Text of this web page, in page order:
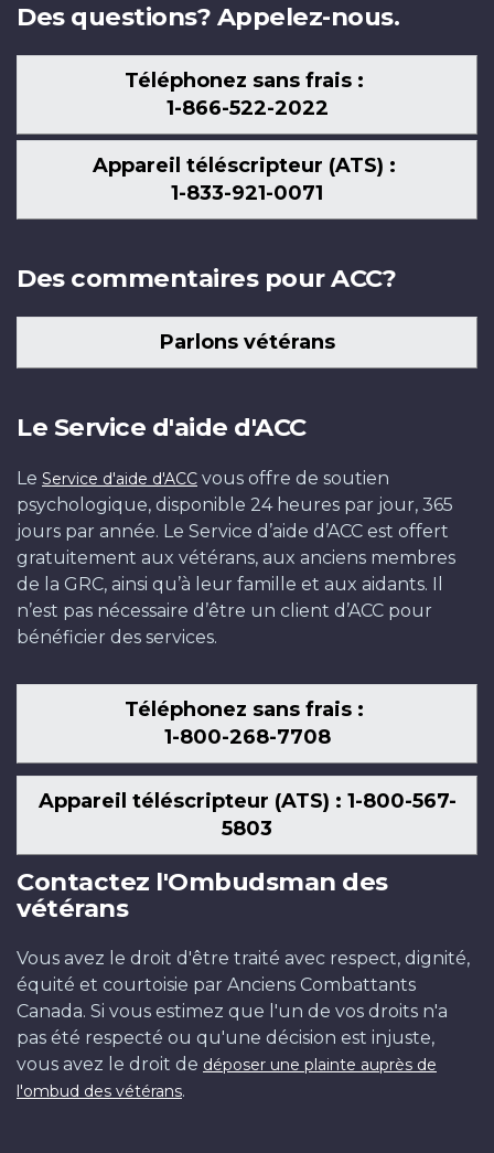
Des questions? Appelez-nous.
Téléphonez sans frais :
1-866-522-2022
Appareil téléscripteur (ATS) :
1-833-921-0071
Des commentaires pour ACC?
Parlons vétérans
Le Service d'aide d'ACC
Le Service d'aide d'ACC vous offre de soutien
psychologique, disponible 24 heures par jour, 365
jours par année. Le Service d’aide d’ACC est offert
gratuitement aux vétérans, aux anciens membres
de la GRC, ainsi qu’à leur famille et aux aidants. Il
n’est pas nécessaire d’être un client d’ACC pour
bénéficier des services.
Téléphonez sans frais :
1-800-268-7708
Appareil téléscripteur (ATS) : 1-800-567-
5803
Contactez l'Ombudsman des
vétérans
Vous avez le droit d'être traité avec respect, dignité,
équité et courtoisie par Anciens Combattants
Canada. Si vous estimez que l'un de vos droits n'a
pas été respecté ou qu'une décision est injuste,
vous avez le droit de déposer une plainte auprès de
l'ombud des vétérans.